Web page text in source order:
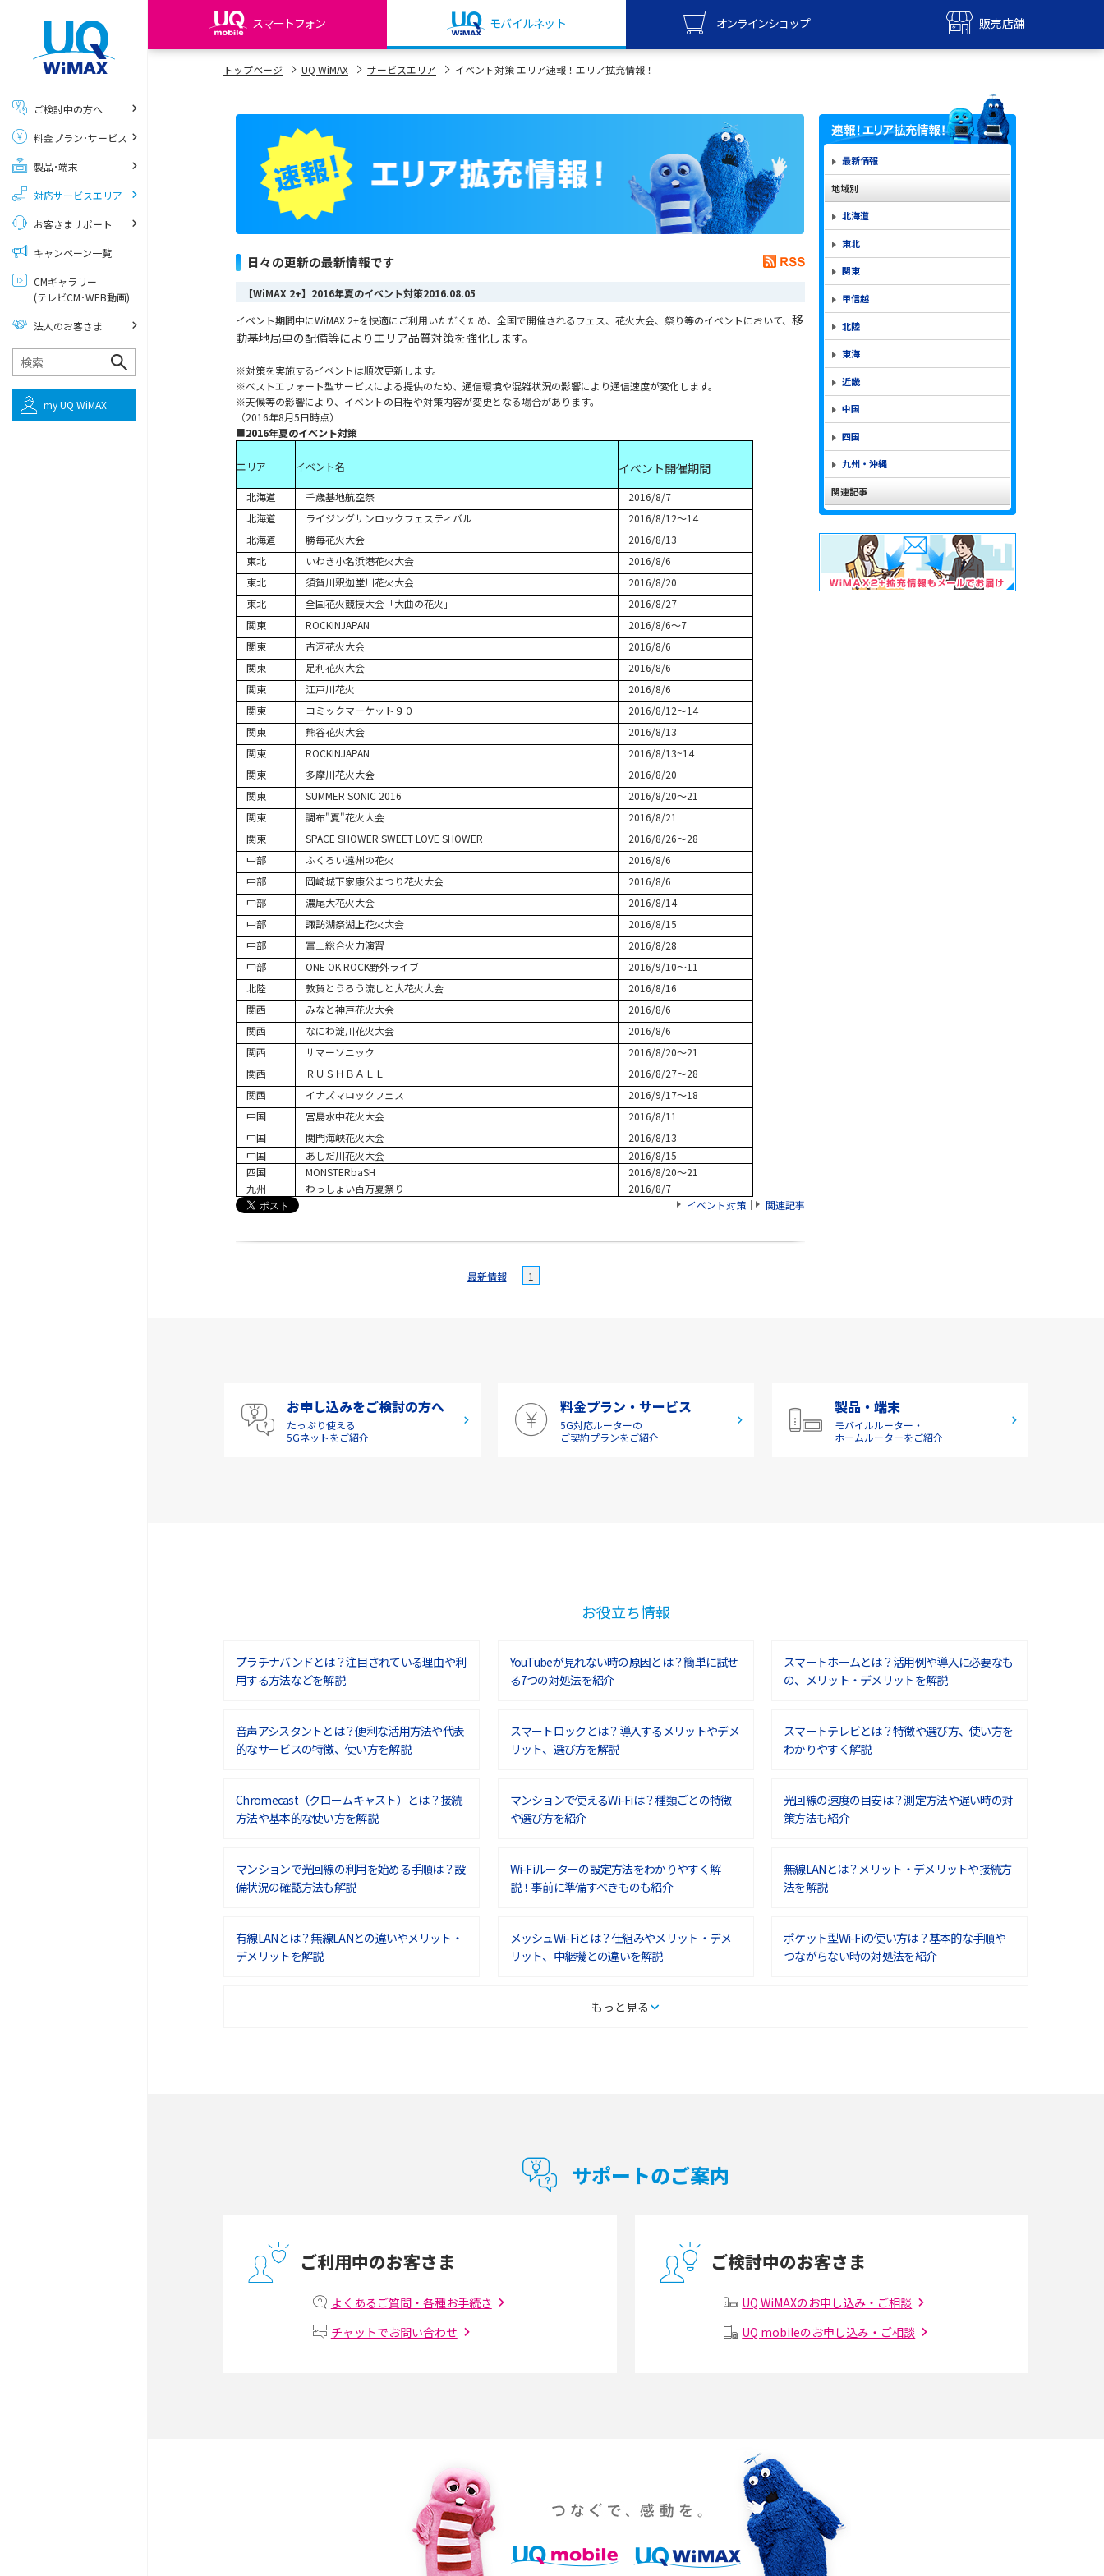
スマートフォン モバイルネット オンラインショップ 販売店舗
my UQ WiMAX
My UQ mobile
UQ mobile ご契約の方
UQ mobile
データチャージサイト
UQ WiMAX
オンラインショップ
UQ WiMAX
販売店舗
トップページ UQ WiMAX サービスエリア イベント対策 エリア速報！エリア拡充情報！
日々の更新の最新情報です
【WiMAX 2+】2016年夏のイベント対策2016.08.05
イベント期間中にWiMAX 2+を快適にご利用いただくため、全国で開催されるフェス、花火大会、祭り等のイベントにおいて、 移
動基地局車の配備等によりエリア品質対策を強化します。
※対策を実施するイベントは順次更新します。
※ベストエフォート型サービスによる提供のため、通信環境や混雑状況の影響により通信速度が変化します。
※天候等の影響により、イベントの日程や対策内容が変更となる場合があります。
（2016年8月5日時点）
■2016年夏のイベント対策
エリア イベント名 イベント開催期間
北海道 千歳基地航空祭
2016/8/7
北海道
ライジングサンロックフェスティバル
2016/8/12～14
北海道
勝毎花火大会
2016/8/13
東北
いわき小名浜港花火大会
2016/8/6
東北
須賀川釈迦堂川花火大会
2016/8/20
東北
全国花火競技大会「大曲の花火」
2016/8/27
関東
ROCKINJAPAN
2016/8/6～7
関東
古河花火大会
2016/8/6
関東
足利花火大会
2016/8/6
関東
江戸川花火
2016/8/6
関東
コミックマーケット９０
2016/8/12～14
関東
熊谷花火大会
2016/8/13
関東
ROCKINJAPAN
2016/8/13~14
関東
多摩川花火大会
2016/8/20
関東
SUMMER SONIC 2016
2016/8/20～21
関東
調布"夏"花火大会
2016/8/21
関東
SPACE SHOWER SWEET LOVE SHOWER
2016/8/26～28
中部
ふくろい遠州の花火
2016/8/6
中部
岡崎城下家康公まつり花火大会
2016/8/6
中部
濃尾大花火大会
2016/8/14
中部
諏訪湖祭湖上花火大会
2016/8/15
中部
富士総合火力演習
2016/8/28
中部
ONE OK ROCK野外ライブ
2016/9/10～11
北陸
敦賀とうろう流しと大花火大会
2016/8/16
関西
みなと神戸花火大会
2016/8/6
関西
なにわ淀川花火大会
2016/8/6
関西
サマーソニック
2016/8/20～21
関西
ＲＵＳＨＢＡＬＬ
2016/8/27～28
関西
イナズマロックフェス
2016/9/17～18
中国
宮島水中花火大会
2016/8/11
中国
関門海峡花火大会
2016/8/13
中国
あしだ川花火大会
2016/8/15
四国
MONSTERbaSH
2016/8/20～21
九州
わっしょい百万夏祭り
2016/8/7
イベント対策 ｜ 関連記事
最新情報 1
最新情報
地域別
北海道
東北
関東
甲信越
北陸
東海
近畿
中国
四国
九州・沖縄
関連記事
お申し込みをご検討の方へ
たっぷり使える
5Gネットをご紹介
料金プラン・サービス
5G対応ルーターの
ご契約プランをご紹介
製品・端末
モバイルルーター・
ホームルーターをご紹介
お役立ち情報
プラチナバンドとは？注目されている理由や利
用する方法などを解説
YouTubeが見れない時の原因とは？簡単に試せ
る7つの対処法を紹介
スマートホームとは？活用例や導入に必要なも
の、メリット・デメリットを解説
音声アシスタントとは？便利な活用方法や代表
的なサービスの特徴、使い方を解説
スマートロックとは？導入するメリットやデメ
リット、選び方を解説
スマートテレビとは？特徴や選び方、使い方を
わかりやすく解説
Chromecast（クロームキャスト）とは？接続
方法や基本的な使い方を解説
マンションで使えるWi-Fiは？種類ごとの特徴
や選び方を紹介
光回線の速度の目安は？測定方法や遅い時の対
策方法も紹介
マンションで光回線の利用を始める手順は？設
備状況の確認方法も解説
Wi-Fiルーターの設定方法をわかりやすく解
説！事前に準備すべきものも紹介
無線LANとは？メリット・デメリットや接続方
法を解説
有線LANとは？無線LANとの違いやメリット・
デメリットを解説
メッシュWi-Fiとは？仕組みやメリット・デメ
リット、中継機との違いを解説
ポケット型Wi-Fiの使い方は？基本的な手順や
つながらない時の対処法を紹介
持ち運びできるポケット型Wi-Fiのおススメの
スメする方の特徴や選び方を解説
テザリングはWi-Fiとどう違う？接続方法や注
Wi-Fiを自宅に設置する方法は？必要なことや
ットを初心者向けにわかりやすく解説
ネットフリックスに適した通信速度は？快適に
（iPhone・Android）とパソコンの対処法を解
5Gの「ミリ波」ってどんな電波？Sub6との違
い・利用の注意点を解説
もっと見る
サポートのご案内
ご利用中のお客さま
よくあるご質問・各種お手続き
チャットでお問い合わせ
ご検討中のお客さま
UQ WiMAXのお申し込み・ご相談
UQ mobileのお申し込み・ご相談
ご検討中の方へ
料金プラン･サービス
製品･端末
対応サービスエリア
お客さまサポート
キャンペーン一覧
CMギャラリー
(テレビCM･WEB動画)
法人のお客さま
my UQ WiMAX